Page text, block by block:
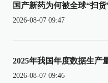
国产新药为何被全球“扫货
2026-08-07 09:47
2025年我国年度数据生产
2026-08-07 09:46